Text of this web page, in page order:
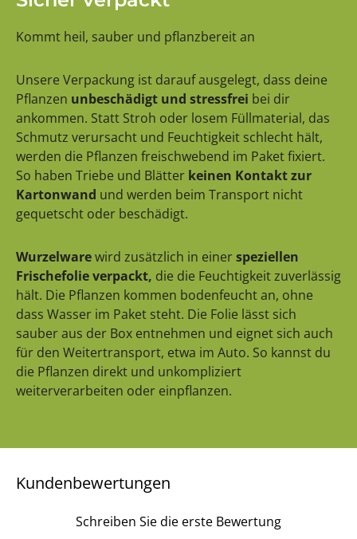
Kommt heil, sauber und pflanzbereit an
Unsere Verpackung ist darauf ausgelegt, dass deine
Pflanzen unbeschädigt und stressfrei bei dir
ankommen. Statt Stroh oder losem Füllmaterial, das
Schmutz verursacht und Feuchtigkeit schlecht hält,
werden die Pflanzen freischwebend im Paket fixiert.
So haben Triebe und Blätter keinen Kontakt zur
Kartonwand und werden beim Transport nicht
gequetscht oder beschädigt.
Wurzelwarewird zusätzlich in einerspeziellen
Frischefolie verpackt, die die Feuchtigkeit zuverlässig
hält. Die Pflanzen kommen bodenfeucht an, ohne
dass Wasser im Paket steht. Die Folie lässt sich
sauber aus der Box entnehmen und eignet sich auch
für den Weitertransport, etwa im Auto. So kannst du
die Pflanzen direkt und unkompliziert
weiterverarbeiten oder einpflanzen.
Kundenbewertungen
Schreiben Sie die erste Bewertung